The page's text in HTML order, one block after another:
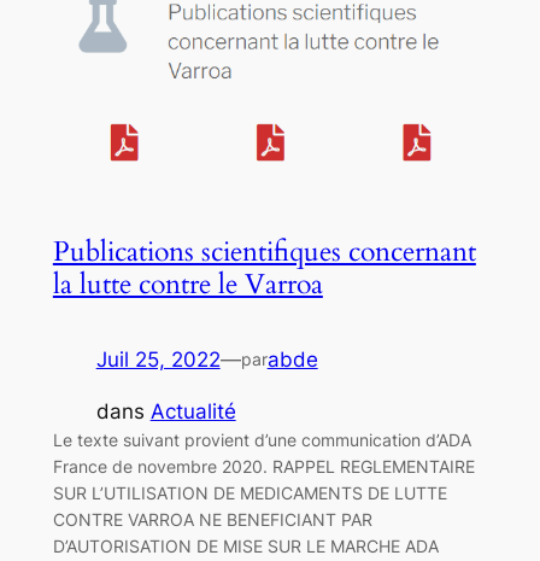
Publications scientifiques concernant
la lutte contre le Varroa
Juil 25, 2022—parabde
dans Actualité
Le texte suivant provient d’une communication d’ADA
France de novembre 2020. RAPPEL REGLEMENTAIRE
SUR L’UTILISATION DE MEDICAMENTS DE LUTTE
CONTRE VARROA NE BENEFICIANT PAR
D’AUTORISATION DE MISE SUR LE MARCHE ADA